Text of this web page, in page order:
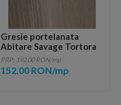
Gresie portelanata
Abitare Savage Tortora
80,2x20,2 cm
PRP: 192.00 RON/mp
152.00 RON/mp